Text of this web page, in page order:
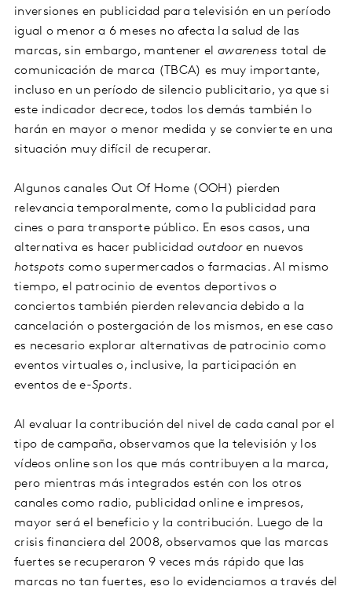
inversiones en publicidad para televisión en un período
igual o menor a 6 meses no afecta la salud de las
marcas, sin embargo, mantener el awareness total de
comunicación de marca (TBCA) es muy importante,
incluso en un período de silencio publicitario, ya que si
este indicador decrece, todos los demás también lo
harán en mayor o menor medida y se convierte en una
situación muy difícil de recuperar.
Algunos canales Out Of Home (OOH) pierden
relevancia temporalmente, como la publicidad para
cines o para transporte público. En esos casos, una
alternativa es hacer publicidad outdooren nuevos
hotspots como supermercados o farmacias. Al mismo
tiempo, el patrocinio de eventos deportivos o
conciertos también pierden relevancia debido a la
cancelación o postergación de los mismos, en ese caso
es necesario explorar alternativas de patrocinio como
eventos virtuales o, inclusive, la participación en
eventos dee-Sports.
Al evaluar la contribución del nivel de cada canal por el
tipo de campaña, observamos que la televisión y los
vídeos online son los que más contribuyen a la marca,
pero mientras más integrados estén con los otros
canales como radio, publicidad online e impresos,
mayor será el beneficio y la contribución. Luego de la
crisis financiera del 2008, observamos que las marcas
fuertes se recuperaron 9 veces más rápido que las
marcas no tan fuertes, eso lo evidenciamos a través del